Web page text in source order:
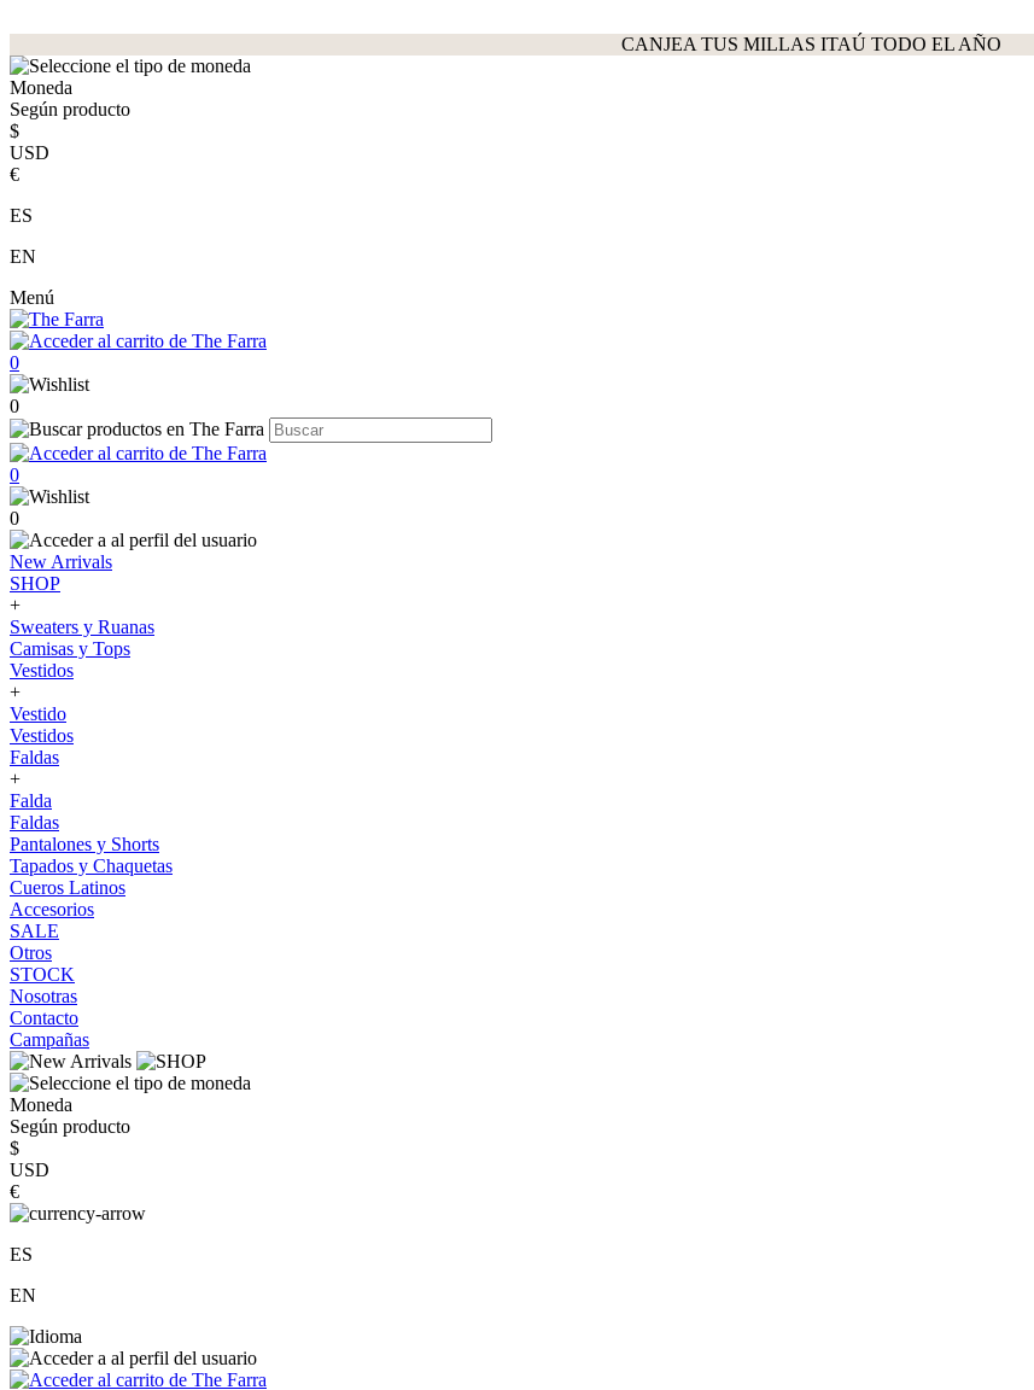
CANJEA TUS MILLAS ITAÚ TODO EL AÑO
Moneda
Según producto
$
USD
€
ES
EN
Menú
0
0
0
0
New Arrivals
SHOP
+
Sweaters y Ruanas
Camisas y Tops
Vestidos
+
Vestido
Vestidos
Faldas
+
Falda
Faldas
Pantalones y Shorts
Tapados y Chaquetas
Cueros Latinos
Accesorios
SALE
Otros
STOCK
Nosotras
Contacto
Campañas
Moneda
Según producto
$
USD
€
ES
EN